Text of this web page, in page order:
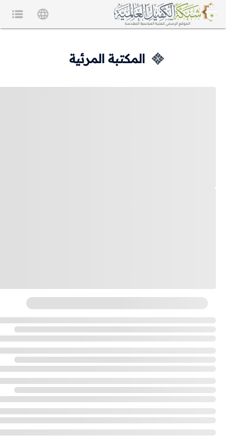
المكتبة المرئية